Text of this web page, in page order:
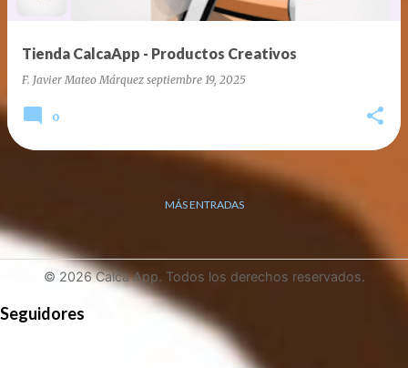
Tienda CalcaApp - Productos Creativos
F. Javier Mateo Márquez septiembre 19, 2025
0
MÁS ENTRADAS
© 2026 Calca App. Todos los derechos reservados.
Seguidores